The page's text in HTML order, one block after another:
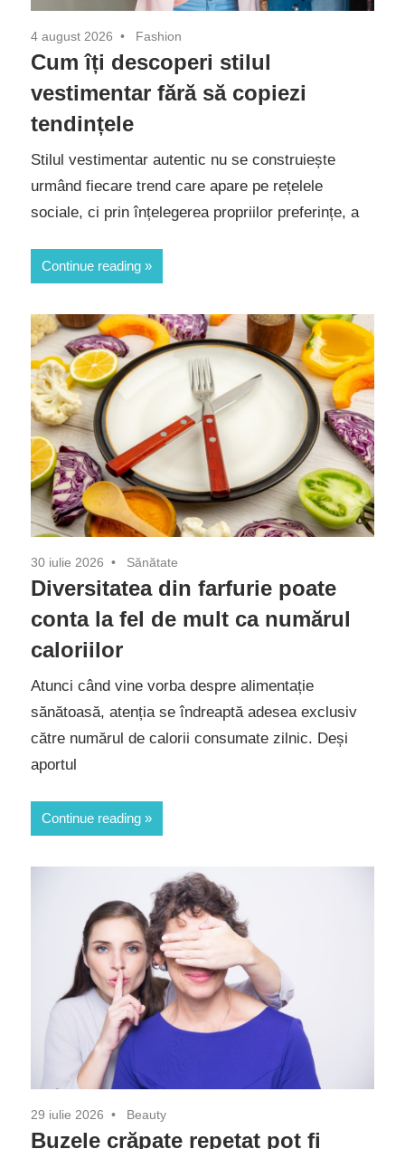
4 august 2026 Fashion
Cum îți descoperi stilul
vestimentar fără să copiezi
tendințele
Stilul vestimentar autentic nu se construiește
urmând fiecare trend care apare pe rețelele
sociale, ci prin înțelegerea propriilor preferințe, a
Continue reading
30 iulie 2026 Sănătate
Diversitatea din farfurie poate
conta la fel de mult ca numărul
caloriilor
Atunci când vine vorba despre alimentație
sănătoasă, atenția se îndreaptă adesea exclusiv
către numărul de calorii consumate zilnic. Deși
aportul
Continue reading
29 iulie 2026 Beauty
Buzele crăpate repetat pot fi